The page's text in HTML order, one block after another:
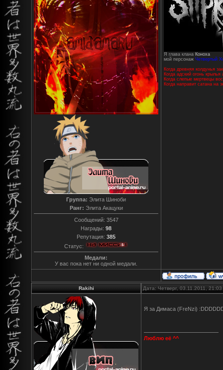
Группа: Элита Шиноби
Ранг: Элита Акацуки
Сообщений: 3547
Награды: 98
Репутация: 385
Статус:
Медали:
У вас пока нет ни одной медали.
Я глава клана Коноха
мой персонаж Четвертый
Когда древняя колдунья
Когда адский огонь крылья
Когда слепые мертвецы
Когда направит сатана на
Rakihi Дата: Четверг, 03.11.2011,
Я за Димаса (FreNzi)
Люблю её ^^